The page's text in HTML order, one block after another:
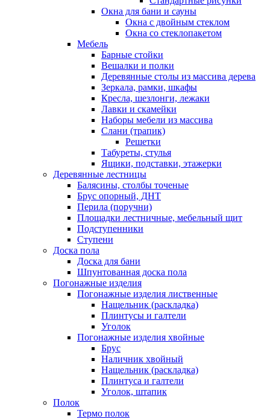
Окна для бани и сауны
Окна с двойным стеклом
Окна со стеклопакетом
Мебель
Барные стойки
Вешалки и полки
Деревянные столы из массива дерева
Зеркала, рамки, шкафы
Кресла, шезлонги, лежаки
Лавки и скамейки
Наборы мебели из массива
Слани (трапик)
Решетки
Табуреты, стулья
Ящики, подставки, этажерки
Деревянные лестницы
Балясины, столбы точеные
Брус опорный, ДНТ
Перила (поручни)
Площадки лестничные, мебельный щит
Подступенники
Ступени
Доска пола
Доска для бани
Шпунтованная доска пола
Погонажные изделия
Погонажные изделия лиственные
Нащельник (раскладка)
Плинтусы и галтели
Уголок
Погонажные изделия хвойные
Брус
Наличник хвойный
Нащельник (раскладка)
Плинтуса и галтели
Уголок, штапик
Полок
Термо полок